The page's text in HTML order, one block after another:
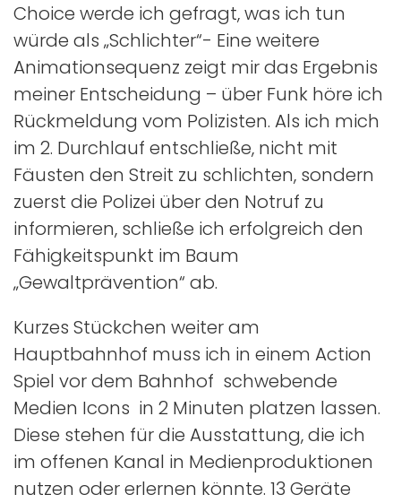
Choice werde ich gefragt, was ich tun
würde als „Schlichter“- Eine weitere
Animationsequenz zeigt mir das Ergebnis
meiner Entscheidung – über Funk höre ich
Rückmeldung vom Polizisten. Als ich mich
im 2. Durchlauf entschließe, nicht mit
Fäusten den Streit zu schlichten, sondern
zuerst die Polizei über den Notruf zu
informieren, schließe ich erfolgreich den
Fähigkeitspunkt im Baum
„Gewaltprävention“ ab.
Kurzes Stückchen weiter am
Hauptbahnhof muss ich in einem Action
Spiel vor dem Bahnhof schwebende
Medien Icons in 2 Minuten platzen lassen.
Diese stehen für die Ausstattung, die ich
im offenen Kanal in Medienproduktionen
nutzen oder erlernen könnte. 13 Geräte